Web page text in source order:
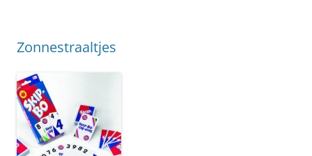
Zonnestraaltjes